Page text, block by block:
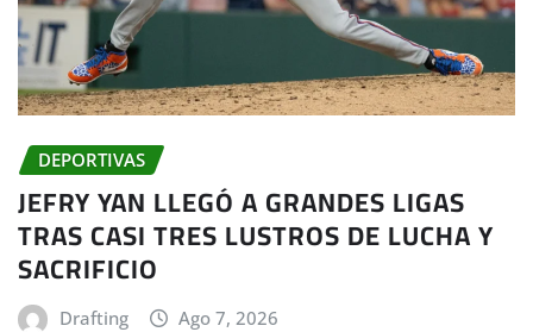
DEPORTIVAS
JEFRY YAN LLEGÓ A GRANDES LIGAS
TRAS CASI TRES LUSTROS DE LUCHA Y
SACRIFICIO
Drafting Ago 7, 2026